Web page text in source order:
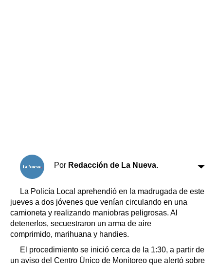
Por Redacción de La Nueva.
La Policía Local aprehendió en la madrugada de este
jueves a dos jóvenes que venían circulando en una
camioneta y realizando maniobras peligrosas. Al
detenerlos, secuestraron un arma de aire
comprimido, marihuana y handies.
El procedimiento se inició cerca de la 1:30, a partir de
un aviso del Centro Único de Monitoreo que alertó sobre